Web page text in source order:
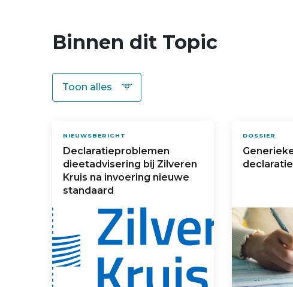
Binnen dit Topic
NIEUWSBERICHT
Declaratieproblemen
dieetadvisering bij Zilveren
Kruis na invoering nieuwe
standaard
DOSSIER